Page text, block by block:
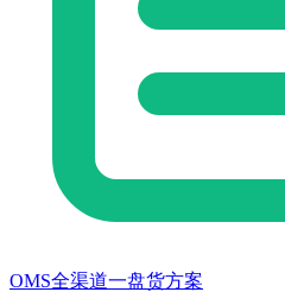
OMS全渠道一盘货方案